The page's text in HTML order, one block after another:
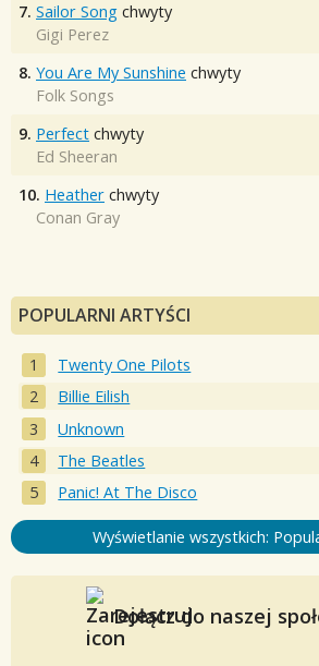
7. Sailor Song chwyty
Gigi Perez
8. You Are My Sunshine chwyty
Folk Songs
9. Perfect chwyty
Ed Sheeran
10. Heather chwyty
Conan Gray
POPULARNI ARTYŚCI
Twenty One Pilots
Billie Eilish
Unknown
The Beatles
Panic! At The Disco
Wyświetlanie wszystkich:
Dołącz do naszej